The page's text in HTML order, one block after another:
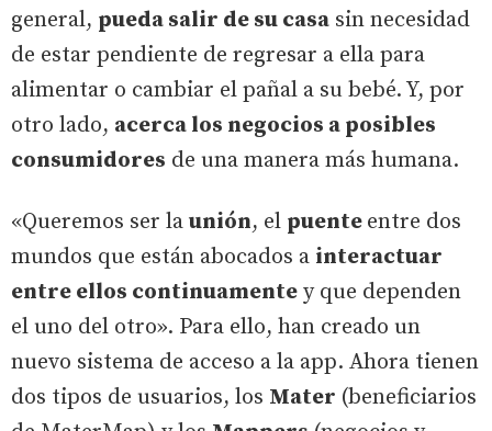
general, pueda salir de su casa sin necesidad
de estar pendiente de regresar a ella para
alimentar o cambiar el pañal a su bebé. Y, por
otro lado, acerca los negocios a posibles
consumidores de una manera más humana.
«Queremos ser la unión, el puente entre dos
mundos que están abocados a interactuar
entre ellos continuamente y que dependen
el uno del otro». Para ello, han creado un
nuevo sistema de acceso a la app. Ahora tienen
dos tipos de usuarios, los Mater (beneficiarios